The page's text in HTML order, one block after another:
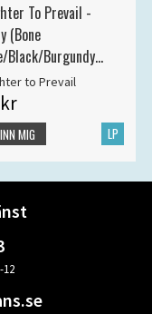
To Prevail -
(Bone
Black/Burgundy
Vinyl)
to Prevail
LP
MIG